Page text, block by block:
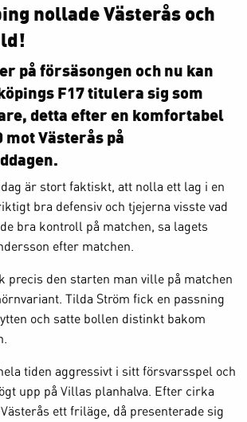
nollade Västerås och
på försäsongen och nu kan
F17 titulera sig som
detta efter en komfortabel
mot Västerås på
är stort faktiskt, att nolla ett lag i en
bra defensiv och tjejerna visste vad
bra kontroll på matchen, sa lagets
efter matchen.
precis den starten man ville på matchen
Tilda Ström fick en passning
och satte bollen distinkt bakom
tiden aggressivt i sitt försvarsspel och
upp på Villas planhalva. Efter cirka
ett friläge, då presenterade sig